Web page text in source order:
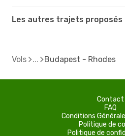
Les autres trajets proposés
Vols Budapest - Rhodes
Contact
FAQ
Conditions
Politique de
Politique de